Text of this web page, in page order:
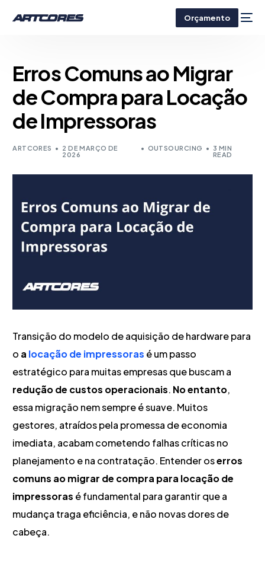
Orçamento
Erros Comuns ao Migrar
de Compra para Locação
de Impressoras
ARTCORES
2 DE MARÇO DE
2026
OUTSOURCING
3 MIN
READ
Transição do modelo de aquisição de hardware para
o a locação de impressoras é um passo
estratégico para muitas empresas que buscam a
redução de custos operacionais. No entanto,
essa migração nem sempre é suave. Muitos
gestores, atraídos pela promessa de economia
imediata, acabam cometendo falhas críticas no
planejamento e na contratação. Entender oserros
comuns ao migrar de compra para locação de
impressoras é fundamental para garantir que a
mudança traga eficiência, e não novas dores de
cabeça.